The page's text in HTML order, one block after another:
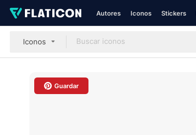
Autores Iconos Stickers
Iconos
Guardar